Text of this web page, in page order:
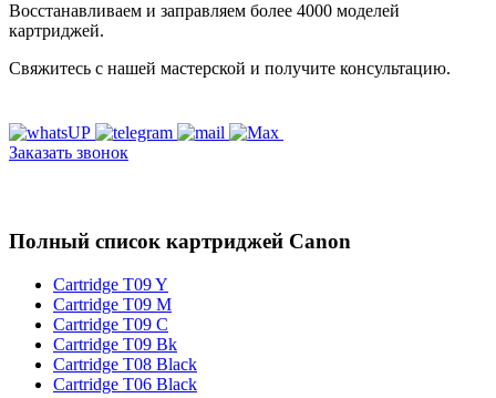
Восстанавливаем и заправляем более 4000 моделей
картриджей.
Свяжитесь с нашей мастерской и получите консультацию.
Заказать звонок
Полный список картриджей Canon
Cartridge T09 Y
Cartridge T09 M
Cartridge T09 C
Cartridge T09 Bk
Cartridge T08 Black
Cartridge T06 Black